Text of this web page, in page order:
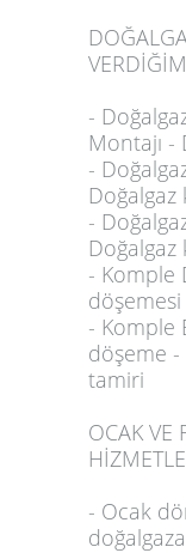
-
Montajı -
-
Doğalgaz
-
Doğalgaz
- Komple
döşemesi
- Komple
döşeme -
tamiri
OCAK VE
- Ocak